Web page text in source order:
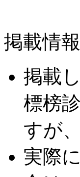
掲載情
掲載
標榜
すが
実際